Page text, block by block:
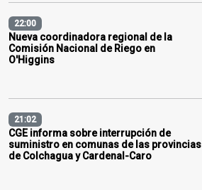
22:00
Nueva coordinadora regional de la
Comisión Nacional de Riego en
O'Higgins
21:02
CGE informa sobre interrupción de
suministro en comunas de las provincias
de Colchagua y Cardenal-Caro